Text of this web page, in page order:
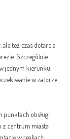
ale też czas dotarcia
Szczególnie
jednym kierunku.
w zatorze
obsługi
z centrum miasta